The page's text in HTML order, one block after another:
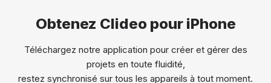
Obtenez Clideo pour iPhone
Téléchargez notre application pour créer et gérer des
projets en toute fluidité,
restez synchronisé sur tous les appareils à tout moment.